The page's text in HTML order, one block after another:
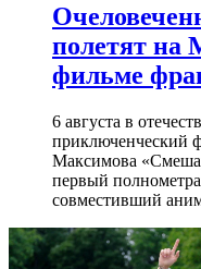
полетят на
фильме
6 августа в
приключенческий
Максимова
первый
совместивший